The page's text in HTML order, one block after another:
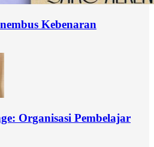
Kebenaran
Organisasi Pembelajar